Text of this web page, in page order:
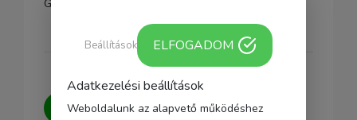
GO mikrofonnal is, ami könnyedén felhelyezhető rá.
Kérdésed van?
Írj nekünk, igyekszünk
Adatkezelési beállítások
Weboldalunk az alapvető működéshez
Beállítások ELFOGADOM